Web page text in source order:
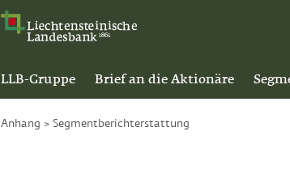
LLB-Gruppe Brief an die Aktionäre
Anhang > Segmentberichterstattung